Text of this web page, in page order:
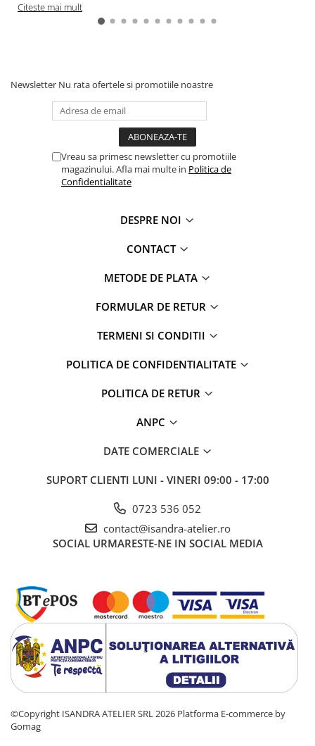
Citeste mai mult
Newsletter Nu rata ofertele si promotiile noastre
Vreau sa primesc newsletter cu promotiile
magazinului. Afla mai multe in Politica de
Confidentialitate
DESPRE NOI
CONTACT
METODE DE PLATA
FORMULAR DE RETUR
TERMENI SI CONDITII
POLITICA DE CONFIDENTIALITATE
POLITICA DE RETUR
ANPC
DATE COMERCIALE
SUPORT CLIENTI LUNI - VINERI 09:00 - 17:00
0723 536 052
contact@isandra-atelier.ro
SOCIAL URMARESTE-NE IN SOCIAL MEDIA
©Copyright ISANDRA ATELIER SRL 2026 Platforma E-commerce by
Gomag